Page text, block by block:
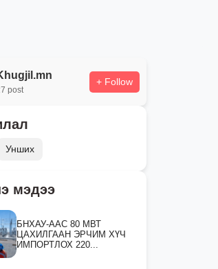
post
+ Follow
Унших
мэдээ
БНХАУ-ААС 80 МВТ
ЦАХИЛГААН ЭРЧИМ ХҮЧ
ИМПОРТЛОХ 220...